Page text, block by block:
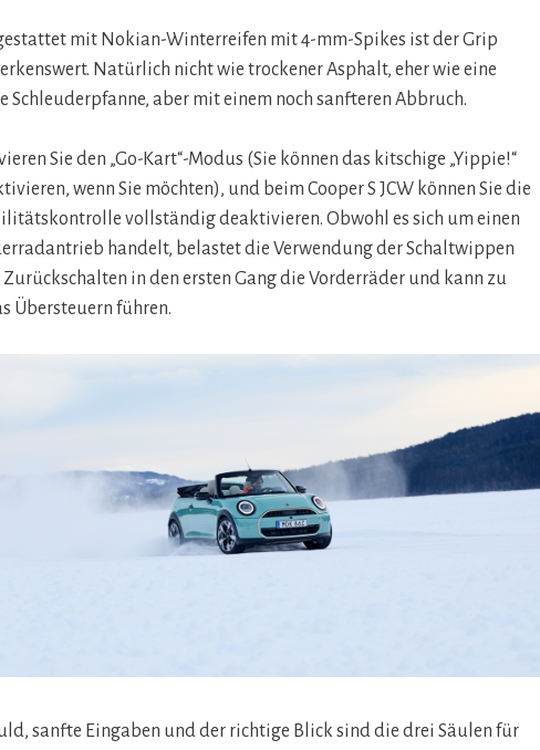
mit Nokian-Winterreifen mit 4-mm-Spikes ist der Grip
Natürlich nicht wie trockener Asphalt, eher wie eine
Schleuderpfanne, aber mit einem noch sanfteren Abbruch.
Sie den „Go-Kart“-Modus (Sie können das kitschige „Yippie!“
wenn Sie möchten), und beim Cooper S JCW können Sie die
vollständig deaktivieren. Obwohl es sich um einen
handelt, belastet die Verwendung der Schaltwippen
Zurückschalten in den ersten Gang die Vorderräder und kann zu
Übersteuern führen.
sanfte Eingaben und der richtige Blick sind die drei Säulen für